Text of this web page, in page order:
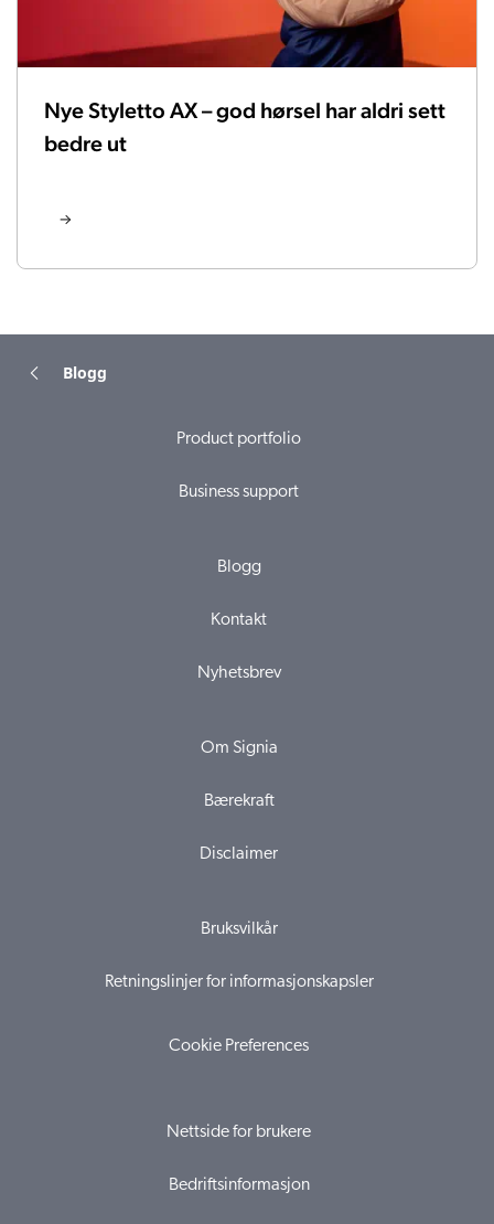
Nye Styletto AX – god hørsel har aldri sett
bedre ut
Blogg
Product portfolio
Business support
Blogg
Kontakt
Nyhetsbrev
Om Signia
Bærekraft
Disclaimer
Bruksvilkår
Retningslinjer for informasjonskapsler
Cookie Preferences
Nettside for brukere
Bedriftsinformasjon